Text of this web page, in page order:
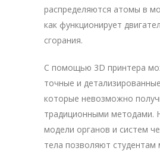
распределяются атомы в
как функционирует
сгорания.
С помощью 3D принтера
точные и
которые невозможно
традиционными методами.
модели органов и систем
тела позволяют студентам